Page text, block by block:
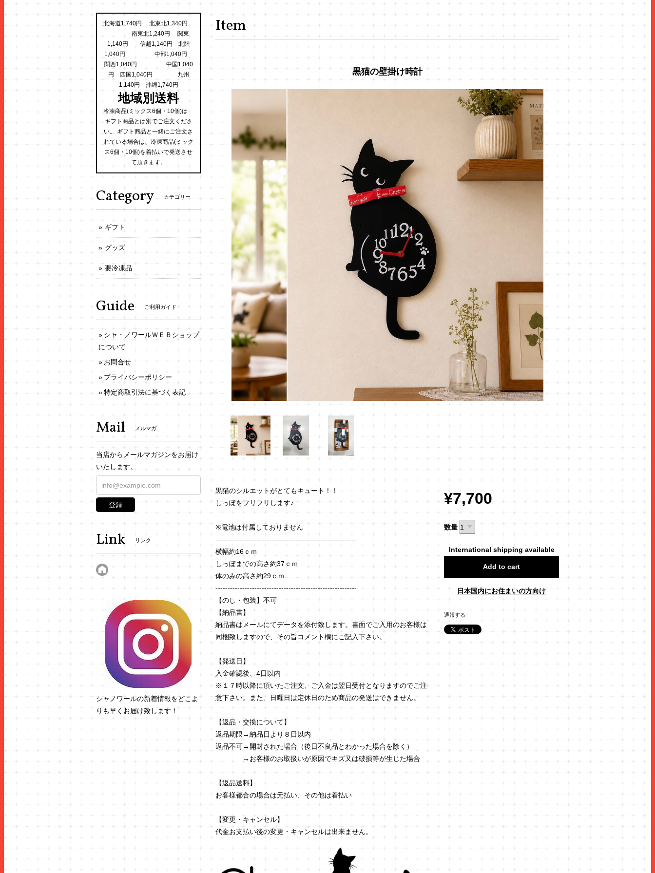
Item
黒猫の壁掛け時計
黒猫のシルエットがとてもキュート！！
しっぽをフリフリします♪
※電池は付属しておりません
----------------------------------------------------------
横幅約16ｃｍ
しっぽまでの高さ約37ｃｍ
体のみの高さ約29ｃｍ
----------------------------------------------------------
【のし・包装】不可
【納品書】
納品書はメールにてデータを添付致します。書面でご入用のお客様は
同梱致しますので、その旨コメント欄にご記入下さい。
【発送日】
入金確認後、4日以内
※１７時以降に頂いたご注文、ご入金は翌日受付となりますのでご注
意下さい。また、日曜日は定休日のため商品の発送はできません。
【返品・交換について】
返品期限→納品日より８日以内
返品不可→開封された場合（後日不良品とわかった場合を除く）
→お客様のお取扱いが原因でキズ又は破損等が生じた場合
【返品送料】
お客様都合の場合は元払い、その他は着払い
【変更・キャンセル】
代金お支払い後の変更・キャンセルは出来ません。
¥7,700
数量
International shipping available
Add to cart
日本国内にお住まいの方向け
通報する
北海道1,740円 北東北1,340円
南東北1,240円 関東
1,140円 信越1,140円 北陸
1,040円 中部1,040円
関西1,040円 中国1,040
円 四国1,040円 九州
1,140円 沖縄1,740円
地域別送料
冷凍商品(ミックス6個・10個)は
ギフト商品とは別でご注文くださ
い。 ギフト商品と一緒にご注文さ
れている場合は、冷凍商品(ミック
ス6個・10個)を着払いで発送させ
て頂きます。
Category カテゴリー
ギフト
グッズ
要冷凍品
Guide ご利用ガイド
シャ・ノワールＷＥＢショップ
について
お問合せ
プライバシーポリシー
特定商取引法に基づく表記
Mail メルマガ
当店からメールマガジンをお届け
いたします。
登録
Link リンク
シャノワールの新着情報をどこよ
りも早くお届け致します！